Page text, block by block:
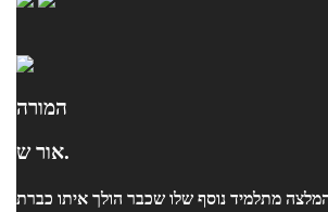
המורה
אור ש.
מתלמיד נוסף שלו שכבר הולך איתו כברת